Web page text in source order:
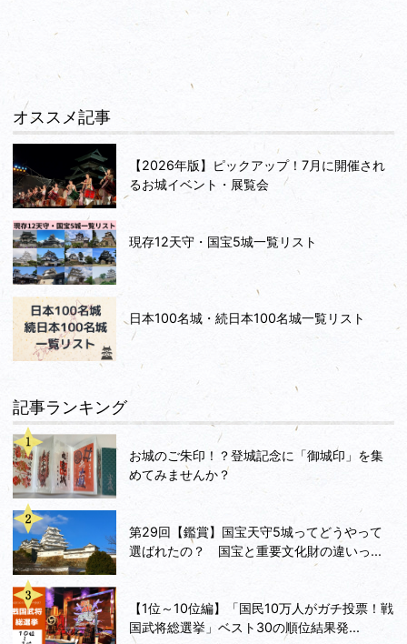
オススメ記事
【2026年版】ピックアップ！7月に開催され
るお城イベント・展覧会
現存12天守・国宝5城一覧リスト
日本100名城・続日本100名城一覧リスト
記事ランキング
お城のご朱印！？登城記念に「御城印」を集
めてみませんか？
第29回【鑑賞】国宝天守5城ってどうやって
選ばれたの？ 国宝と重要文化財の違いっ...
【1位～10位編】「国民10万人がガチ投票！戦
国武将総選挙」ベスト30の順位結果発...